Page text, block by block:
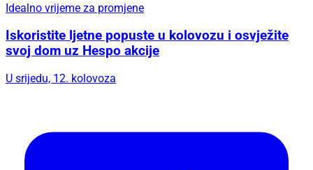
Idealno vrijeme za promjene
Iskoristite ljetne popuste u kolovozu i osvježite
svoj dom uz Hespo akcije
U srijedu, 12. kolovoza